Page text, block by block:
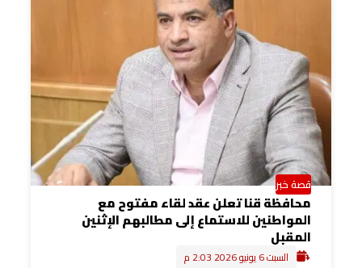
قصة خبر
محافظة قنا تعلن عقد لقاء مفتوح مع
المواطنين للاستماع إلى مطالبهم الإثنين
المقبل
السبت 6 يونيو 2026 2:03 م